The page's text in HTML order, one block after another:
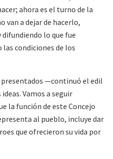
ahora es el turno de la
van a dejar de hacerlo,
lo que fue
condiciones de los
—continuó el edil
Vamos a seguir
la función de este Concejo
al pueblo, incluye dar
que ofrecieron su vida por